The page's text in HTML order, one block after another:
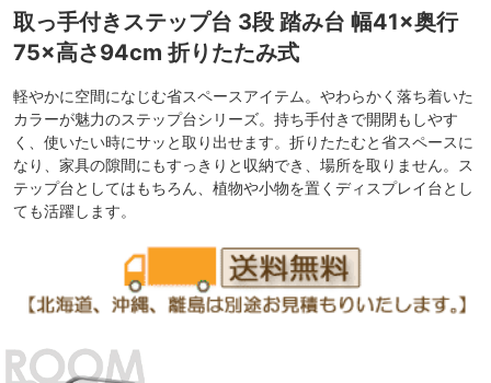
取っ手付きステップ台 3段 踏み台 幅41×奥行
75×高さ94cm 折りたたみ式
軽やかに空間になじむ省スペースアイテム。やわらかく落ち着いた
カラーが魅力のステップ台シリーズ。持ち手付きで開閉もしやす
く、使いたい時にサッと取り出せます。折りたたむと省スペースに
なり、家具の隙間にもすっきりと収納でき、場所を取りません。ス
テップ台としてはもちろん、植物や小物を置くディスプレイ台とし
ても活躍します。